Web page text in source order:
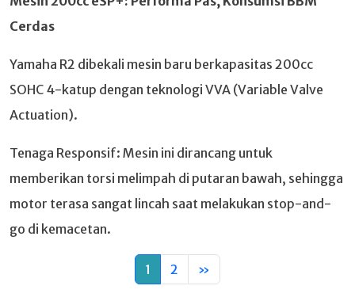
Cerdas
Yamaha R2 dibekali mesin baru berkapasitas 200cc
SOHC 4-katup dengan teknologi VVA (Variable Valve
Actuation).
Tenaga Responsif: Mesin ini dirancang untuk
memberikan torsi melimpah di putaran bawah, sehingga
motor terasa sangat lincah saat melakukan stop-and-
go di kemacetan.
1 2 »